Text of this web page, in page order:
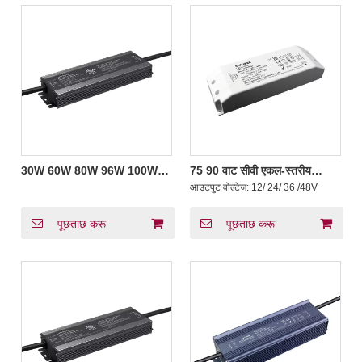
30W 60W 80W 96W 100W
100-277V एसी
पूछताछ करू
75 90 वाट सीवी एकल-स्तरीय
प्रकाश स्विचिंग बिजली आपूर्ति 0.9
तक उच्च दक्षता
आउटपुट वोल्टेज: 12/ 24/ 36 /48V
पूछताछ करू